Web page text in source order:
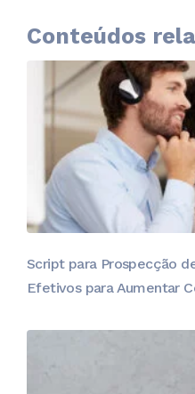
Conteúdos
Script para Prospecção
Efetivos para Aumentar